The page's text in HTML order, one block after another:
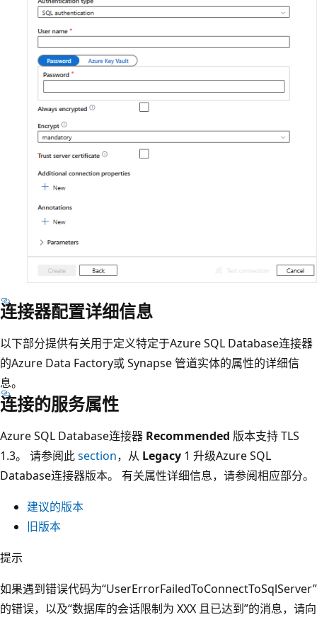
连接器配置详细信息
以下部分提供有关用于定义特定于Azure SQL Database连接器
的Azure Data Factory或 Synapse 管道实体的属性的详细信
息。
连接的服务属性
Azure SQL Database连接器 Recommended 版本支持 TLS
1.3。 请参阅此section，从 Legacy 1 升级Azure SQL
Database连接器版本。 有关属性详细信息，请参阅相应部分。
建议的版本
旧版本
提示
如果遇到错误代码为“UserErrorFailedToConnectToSqlServer”
的错误，以及“数据库的会话限制为 XXX 且已达到”的消息，请向